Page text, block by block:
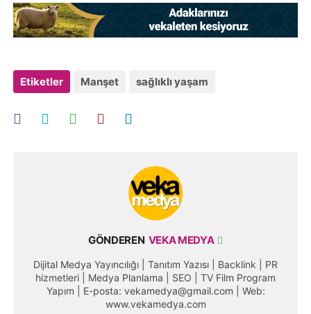
Etiketler Manşet sağlıklı yaşam
GÖNDEREN VEKA MEDYA
Dijital Medya Yayıncılığı | Tanıtım Yazısı | Backlink | PR
hizmetleri | Medya Planlama | SEO | TV Film Program
Yapım | E-posta: vekamedya@gmail.com | Web:
www.vekamedya.com